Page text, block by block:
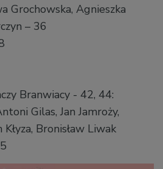
Grochowska, Agnieszka
– 36
Branwiacy - 42, 44:
Gilas, Jan Jamroży,
Kłyza, Bronisław Liwak